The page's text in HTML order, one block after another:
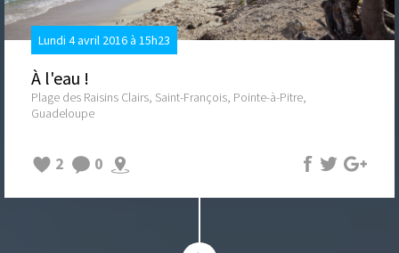
Lundi 4 avril 2016 à 15h23
À l'eau !
Plage des Raisins Clairs, Saint-François, Pointe-à-Pitre,
Guadeloupe
2 0